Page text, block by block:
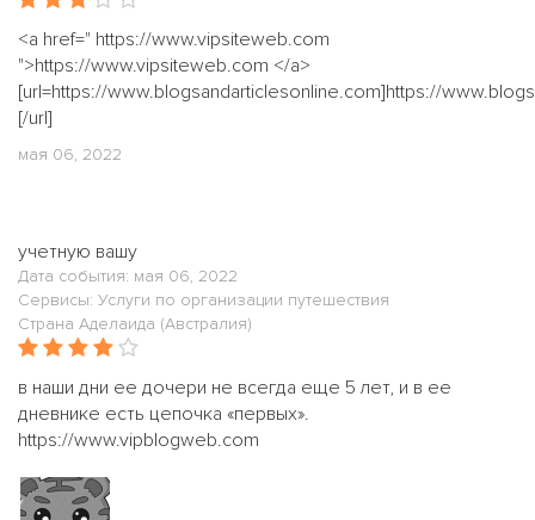
<a href=" https://www.vipsiteweb.com
">https://www.vipsiteweb.com </a>
[url=https://www.blogsandarticlesonline.com]https://
[/url]
мая 06, 2022
учетную вашу
Дата события: мая 06, 2022
Сервисы: Услуги по организации путешествия
Страна Аделаида (Австралия)
в наши дни ее дочери не всегда еще 5 лет, и в ее
дневнике есть цепочка «первых».
https://www.vipblogweb.com